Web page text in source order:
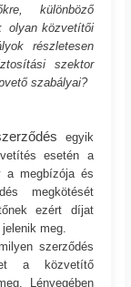
különböző
olyan közvetítői
részletesen
szektor
szabályai?
egyik
esetén a
a megbízója és
megkötését
ezért díjat
meg.
szerződés
a közvetítő
Lényegében